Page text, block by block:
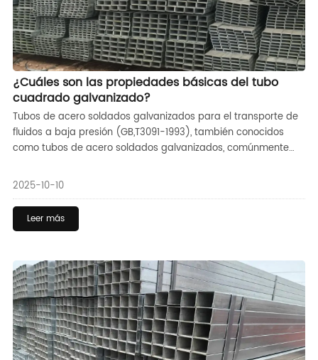
¿Cuáles son las propiedades básicas del tubo
cuadrado galvanizado?
Tubos de acero soldados galvanizados para el transporte de
fluidos a baja presión (GB,T3091-1993), también conocidos
como tubos de acero soldados galvanizados, comúnmente
soldado (soldadura en horno o soldadura eléctrica) Tubería
de acero utilizada para transportar agua, gas, aceite de aire,
vapor de calefacción, agua tibia y otros fluidos generalmente
de baja presión u otros fines, el espesor de la pared de las
ordinarias y tuberías de acero galvanizado espesado; los
tipos de extremos de adquisición se dividen en tubos de acero
galvanizado no roscados y tubos de acero galvanizado
roscados,
2025-10-10
Leer más